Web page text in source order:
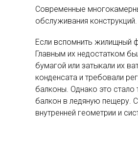
Современные
обслуживания конструкций.
Если вспомнить жилищный
Главным их недостатком
бумагой или затыкали их
конденсата и требовали
балконы. Однако это
балкон в ледяную пещеру.
внутренней геометрии и